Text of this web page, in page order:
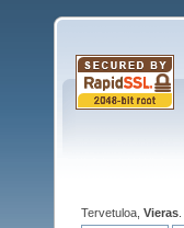
Tervetuloa, Vieras